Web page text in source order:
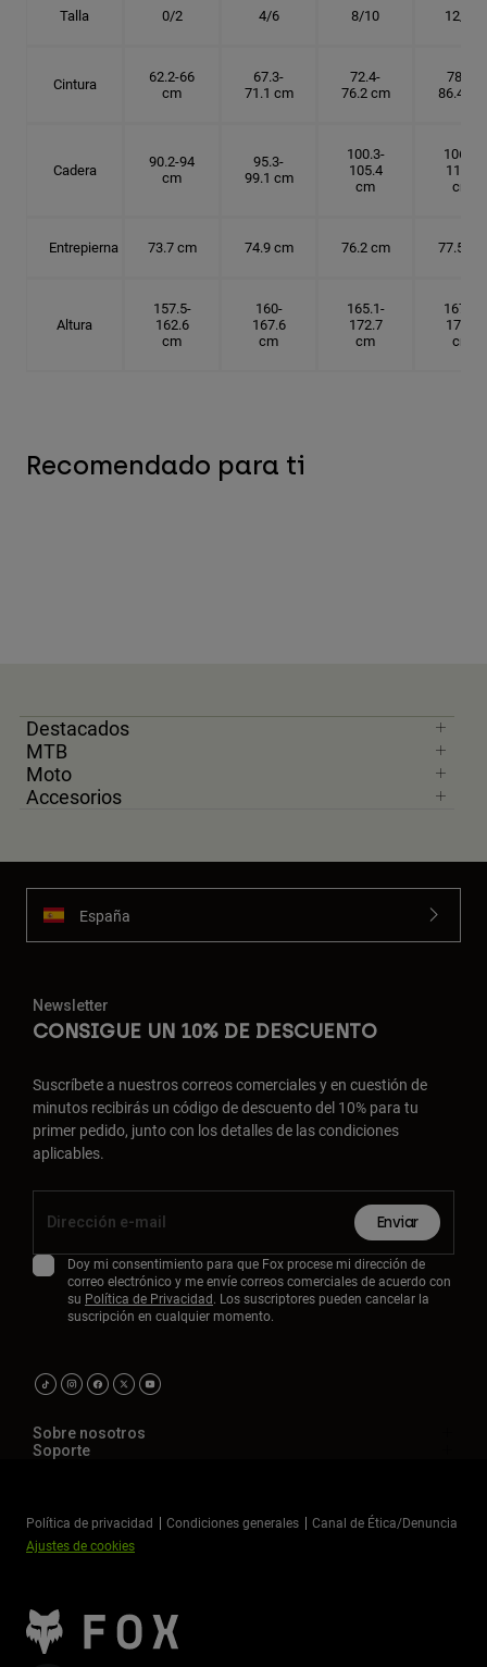
Talla 0/2 4/6 8/10 12/14
Cintura
62.2-66
cm
67.3-
71.1 cm
72.4-
76.2 cm
78.7-
86.4 cm
Cadera
90.2-94
cm
95.3-
99.1 cm
100.3-
105.4
cm
106.7-
114.3
cm
Entrepierna 73.7 cm 74.9 cm 76.2 cm 77.5 cm
Altura
157.5-
162.6
cm
160-
167.6
cm
165.1-
172.7
cm
167.6-
175.3
cm
Recomendado para ti
Destacados
MTB
Moto
Accesorios
España
Newsletter
CONSIGUE UN 10% DE DESCUENTO
Suscríbete a nuestros correos comerciales y en cuestión de
minutos recibirás un código de descuento del 10% para tu
primer pedido, junto con los detalles de las condiciones
aplicables.
Enviar
Doy mi consentimiento para que Fox procese mi dirección de
correo electrónico y me envíe correos comerciales de acuerdo con
su Política de Privacidad. Los suscriptores pueden cancelar la
suscripción en cualquier momento.
Sobre nosotros
Soporte
Política de privacidad Condiciones generales
Canal de Ética/Denuncia
Ajustes de cookies